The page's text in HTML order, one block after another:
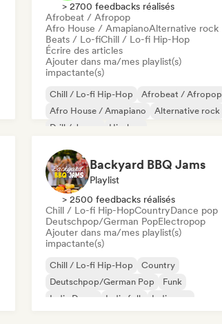
> 2700 feedbacks réalisés
Afrobeat / Afropop
Afro House / AmapianoAlternative rock
Beats / Lo-fiChill / Lo-fi Hip-Hop
Écrire des articles
Ajouter dans ma/mes playlist(s)
impactante(s)
Chill / Lo-fi Hip-Hop
Afrobeat / Afropop
Afro House / Amapiano
Alternative rock
Drill / Jersey
Hip-hop
Melodic & Progressive House
Backyard BBQ Jams
Playlist
> 2500 feedbacks réalisés
Chill / Lo-fi Hip-HopCountryDance pop
Deutschpop/German PopElectropop
Ajouter dans ma/mes playlist(s)
impactante(s)
Chill / Lo-fi Hip-Hop
Country
Deutschpop/German Pop
Funk
Indie Dance
Indie folk
Indie pop